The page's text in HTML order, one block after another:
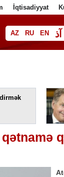
İqtisadiyyat
AZ RU EN آذ
فا
qətnamə